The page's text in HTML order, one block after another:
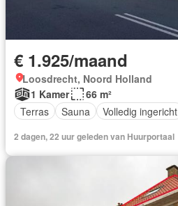
€ 1.925/maand
Loosdrecht, Noord Holland
1 Kamer
66 m²
Terras
Sauna Volledig ingericht
2 dagen, 22 uur geleden van Huurportaal